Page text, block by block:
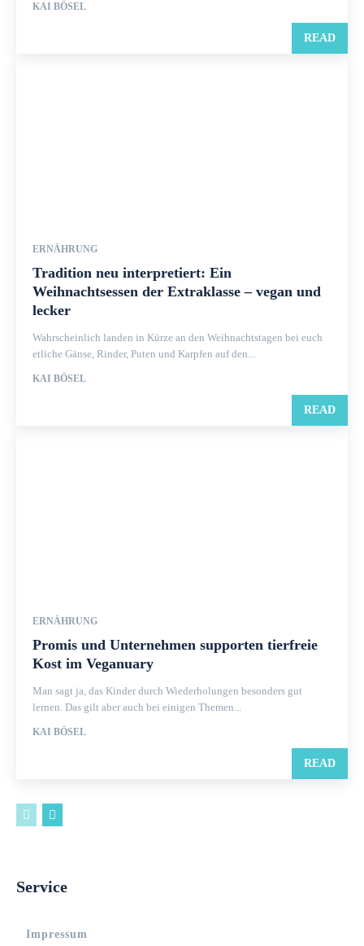
KAI BÖSEL
READ
ERNÄHRUNG
Tradition neu interpretiert: Ein
Weihnachtsessen der Extraklasse – vegan und
lecker
Wahrscheinlich landen in Kürze an den Weihnachtstagen bei euch
etliche Gänse, Rinder, Puten und Karpfen auf den...
KAI BÖSEL
READ
ERNÄHRUNG
Promis und Unternehmen supporten tierfreie
Kost im Veganuary
Man sagt ja, das Kinder durch Wiederholungen besonders gut
lernen. Das gilt aber auch bei einigen Themen...
KAI BÖSEL
READ
Service
Impressum